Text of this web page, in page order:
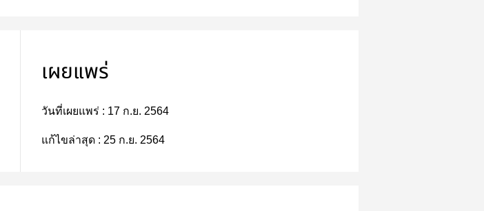
เผยแพร่
วันที่เผยแพร่ : 17 ก.ย. 2564
แก้ไขล่าสุด : 25 ก.ย. 2564